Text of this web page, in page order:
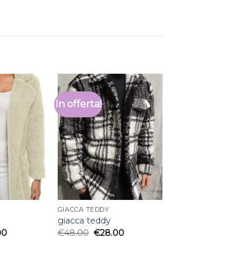
In offerta!
GIACCA TEDDY
giacca teddy
€48.00 €28.00